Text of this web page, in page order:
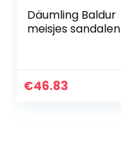
Däumling Baldur
meisjes sandalen
€46.83